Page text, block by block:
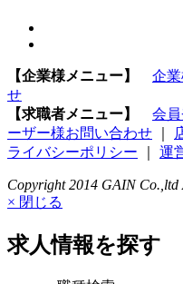
【企業様メニュー】 企
せ
【求職者メニュー】
会
ーザー様お問い合わせ
ライバシーポリシー
運
Copyright 2014 GAIN Co.,ltd
× 閉じる
求人情報を探す